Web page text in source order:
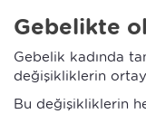
Gebelikte
Gebelik kadında
değişikliklerin
Bu değişikliklerin